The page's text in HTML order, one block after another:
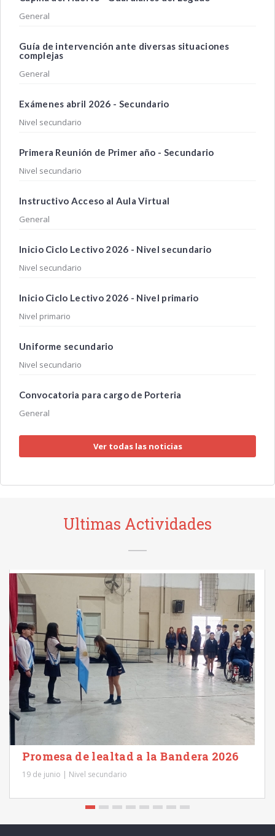
General
Guía de intervención ante diversas situaciones
complejas
General
Exámenes abril 2026 - Secundario
Nivel secundario
Primera Reunión de Primer año - Secundario
Nivel secundario
Instructivo Acceso al Aula Virtual
General
Inicio Ciclo Lectivo 2026 - Nivel secundario
Nivel secundario
Inicio Ciclo Lectivo 2026 - Nivel primario
Nivel primario
Uniforme secundario
Nivel secundario
Convocatoria para cargo de Porteria
General
Ver todas las noticias
Ultimas Actividades
Promesa de lealtad a la Bandera 2026
19 de junio | Nivel secundario